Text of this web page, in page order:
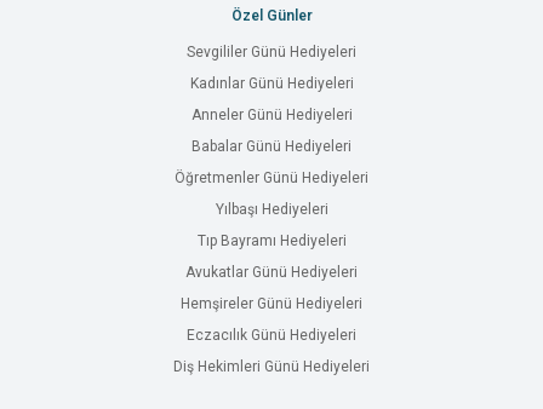
Özel Günler
Sevgililer Günü Hediyeleri
Kadınlar Günü Hediyeleri
Anneler Günü Hediyeleri
Babalar Günü Hediyeleri
Öğretmenler Günü Hediyeleri
Yılbaşı Hediyeleri
Tıp Bayramı Hediyeleri
Avukatlar Günü Hediyeleri
Hemşireler Günü Hediyeleri
Eczacılık Günü Hediyeleri
Diş Hekimleri Günü Hediyeleri